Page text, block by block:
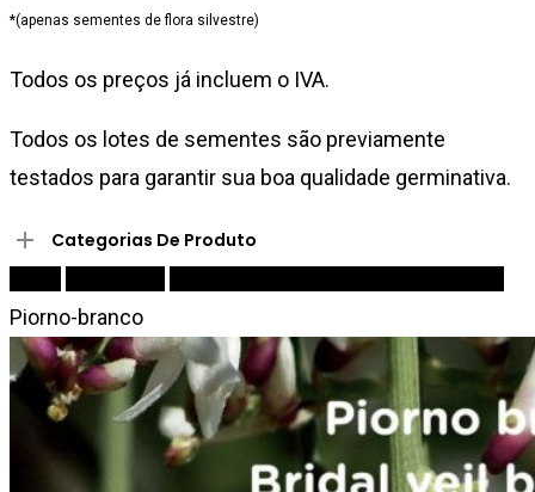
*(apenas sementes de flora silvestre)
Todos os preços já incluem o IVA.
Todos os lotes de sementes são previamente
testados para garantir sua boa qualidade germinativa.
Categorias De Produto
Piorno-branco